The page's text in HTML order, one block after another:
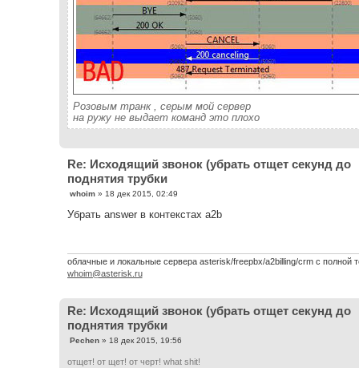
Розовым транк , серым мой сервер
на ружу не выдает команд это плохо
Re: Исходящий звонок (убрать отщет секунд до
поднятия трубки
С
о
и
whoim» 18 дек 2015, 02:49
Убрать answer в контекстах a2b
облачные и локальные сервера asterisk/freepbx/a2billing/crm с полной
whoim@asterisk.ru
Re: Исходящий звонок (убрать отщет секунд до
поднятия трубки
С
о
Pechen» 18 дек 2015, 19:56
отщет! от щет! от черт! what shit!